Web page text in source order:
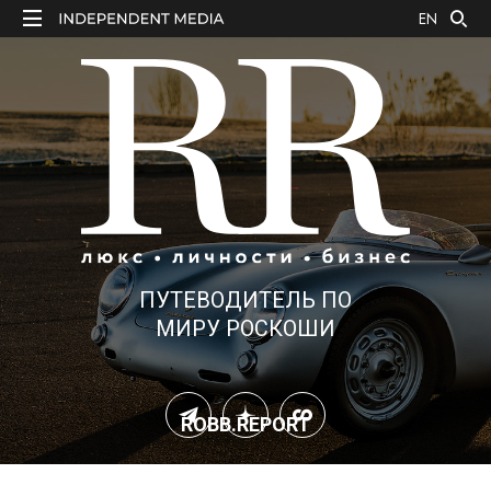
EN
ПУТЕВОДИТЕЛЬ ПО
МИРУ РОСКОШИ
ROBB.REPORT